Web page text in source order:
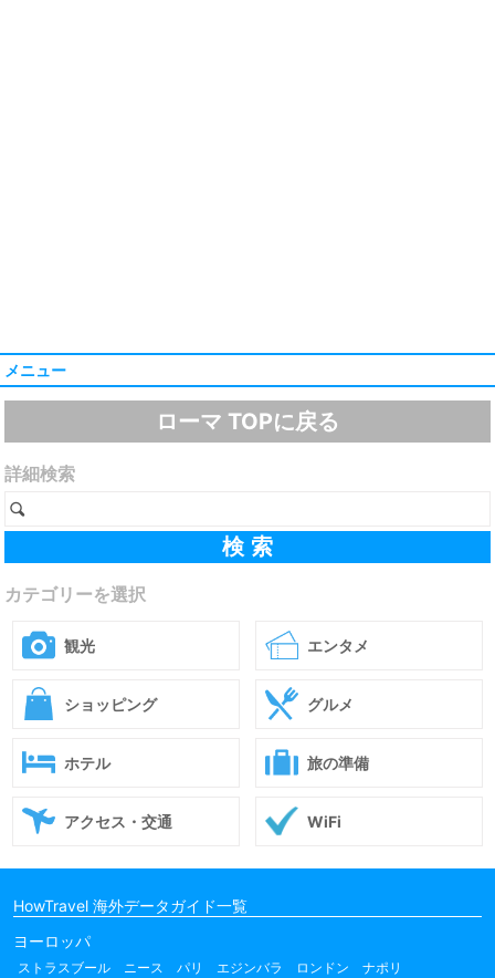
メニュー
ローマ TOPに戻る
詳細検索
カテゴリーを選択
観光 エンタメ
ショッピング グルメ
ホテル 旅の準備
アクセス・交通 WiFi
HowTravel 海外データガイド一覧
ヨーロッパ
ストラスブール ニース パリ エジンバラ ロンドン
ナポリ